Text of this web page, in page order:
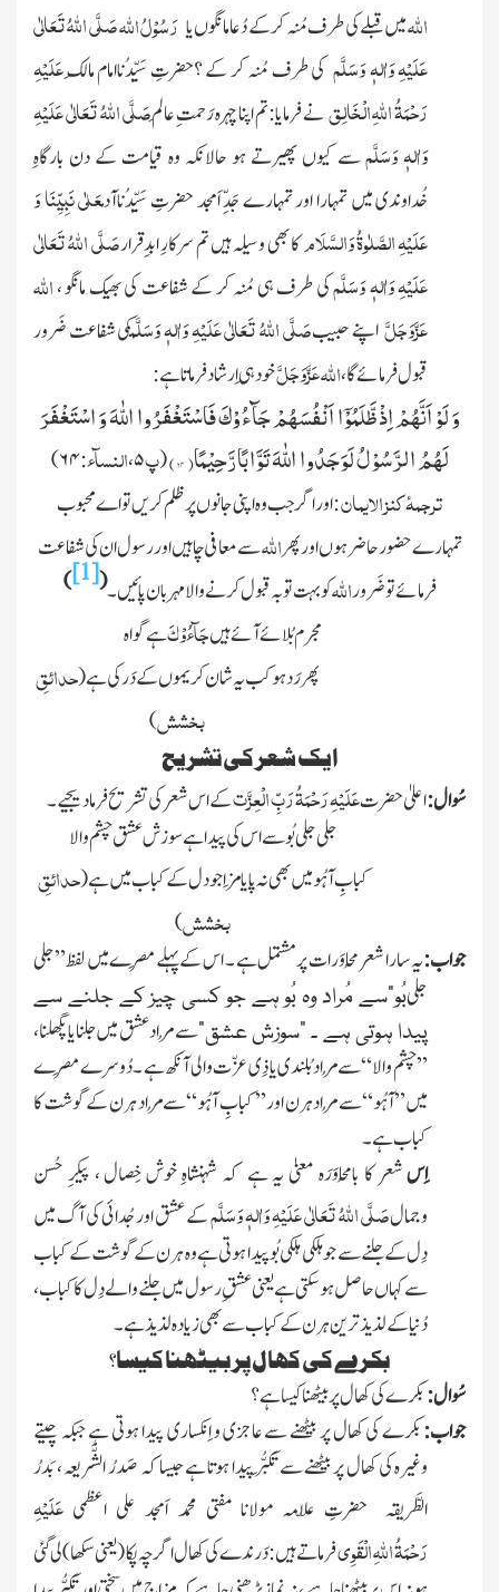
اللہمیں قبلے کی طرف مُنہ کر کے دُعا مانگوں یا رَسُوْلُاللہصَلَّی اللّٰہُ تَعَالٰی
عَلَیْہِ وَاٰلہٖ وَسَلَّم کی طرف مُنہ کر کے ؟حضرتِ سَیِّدُناامام مالِکعَلَیْہِ
رَحْمَۃُاللّٰہِالْخَالِقنے فرمایا:تم اپنا چہرہ رَحمتِ عالَمصَلَّی اللّٰہُ تَعَالٰی عَلَیْہِ
وَاٰلہٖ وَسَلَّمسے کیوں پھیرتے ہو حالانکہ وہ قیامت کے دن بارگاہِ
خُداوندی میں تمہارا اور تمہارے جَدِّ اَمجد حضرتِسَیِّدُناآدمعَلٰی نَبِیِّنَا وَ
عَلَیْہِ الصَّلٰوۃُ وَالسَّلَامکا بھی وسیلہ ہیں تم سرکارِ ابدِقرارصَلَّی اللّٰہُ تَعَالٰی
عَلَیْہِ وَاٰلہٖ وَسَلَّمکی طرف ہی مُنہ کر کے شفاعت کی بھیک مانگو ،اللہ
عَزَّوَجَلَّاپنےحبیبصَلَّی اللّٰہُ تَعَالٰی عَلَیْہِ وَاٰلہٖ وَسَلَّمکی شفاعت ضَرور
قبول فرمائے گا ،اللہعَزَّوَجَلَّخود ہی اِرشاد فرماتا ہے :
وَ لَوْ اَنَّهُمْ اِذْ ظَّلَمُوْۤا اَنْفُسَهُمْ جَآءُوْكَ فَاسْتَغْفَرُوا اللّٰهَ وَ اسْتَغْفَرَ
لَهُمُ الرَّسُوْلُ لَوَجَدُوا اللّٰهَ تَوَّابًا رَّحِیْمًا(۶۴)
(پ۵،النسآء:۶۴)
ترجمهٔ كنز الايمان:اور اگر جب وہ اپنی جانوں پر ظلم کریں تو اے محبوب
تمہارے حضور حاضر ہوں اور پھراللّٰہسے معافی چاہیں اور رسول ان کی شفاعت
فرمائے تو ضَروراللّٰہکو بہت توبہ قبول کرنے والا مہربان پائیں ۔(
[1]
)
مجرم بُلائے آئے ہیںجَآءُوۡکَہے گواہ
پھر رَد ہو کب یہ شان کریموں کے دَر کی ہے(حدائقِ
بخشش)
ایک شعر کی تشریح
سُوال:اعلیٰ حضرتعَلَیْہِ رَحْمَۃُ رَبِّ الْعِزَّتکے اس شعر کی تشریح فرما دیجیے ۔
جلی جلی بُو سے اس کی پیدا ہے سوزش عشق چشم والا
کبابِ آہُو میں بھی نہ پایا مَزا جو دل کے کباب میں ہے(حدائقِ
بخشش)
جواب:یہ سارا شعر مُحاوَرات پر مشتمل ہے ۔ ا س کے پہلے مِصرے میں لفظ ”جلی
جلیبُو“سے مُراد وہ بُو ہے جو کسی چیز کے جلنے سے
پیدا ہوتی ہے ۔ ”سوزش عشق“سے مُراد عشق میں جلنا یا پگھلنا ،
” چشم والا“سے مُراد بُلندی یا ذِی عزّت والی آنکھ ہے ۔ دُوسرے مِصرے
میں ”آہُو“سے مُراد ہرن اور ” کبابِ آہُو“سے مُراد ہرن کے گوشت کا
کباب ہے ۔
اِسشعر کا بامُحاوَرَہ معنیٰ یہ ہے کہ شہنشاہِ خوش خِصال ، پیکرِ حُسن
وجمالصَلَّی اللّٰہُ تَعَالٰی عَلَیْہِ وَاٰلہٖ وَسَلَّمکے عشق اور جُدائی کی آگ میں
دِل کے جلنے سے جو ہلکی ہلکی بُو پیدا ہوتی ہے وہ ہرن کے گوشت کے کباب
سے کہاں حاصل ہو سکتی ہے یعنی عشقِ رسول میں جلنے والے دِل کا کباب ،
دُنیا کے لذیذ تر ین ہرن کے کباب سے بھی زیا د ہ لذیذ ہے ۔
بکرے کی کھال پر بیٹھنا کیسا؟
سُوال:بکرے کی کھال پر بیٹھنا کیسا ہے ؟
جواب:بكرے کی کھال پر بیٹھنے سے عاجزی و اِنکساری پیدا ہوتی ہے جبکہ چیتے
وغیرہ کی کھال پر بیٹھنے سے تَکَبُّر پیدا ہوتا ہے جیسا کہ صَدرُ الشَّریعہ ، بَدرُ
الطَّریقہ حضرتِ علّامہ مولانا مفتی محمد اَمجد علی اعظمی عَلَیْہِ
رَحْمَۃُاللّٰہِالْقَوِیفرماتے ہیں:دَرندے کی کھال اگرچہ پکا( یعنی سکھا )لی گئی